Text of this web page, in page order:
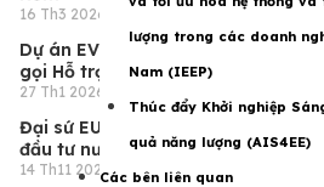
lượng trong các doanh
Nam (IEEP)
Thúc đẩy Khởi nghiệp
quả năng lượng (AIS4EE)
Các bên liên quan
16 Th3 2026
Dự án EVSET tổ chức Buổi chia
gọi Hỗ trợ Kỹ thuật lần thứ ba
27 Th1 2026
Đại sứ EU: Cải cách của Việt Nam
đầu tư nước ngoài
14 Th11 2025